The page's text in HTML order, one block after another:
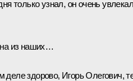
только узнал, он очень
из наших…
деле здорово, Игорь Олегович,